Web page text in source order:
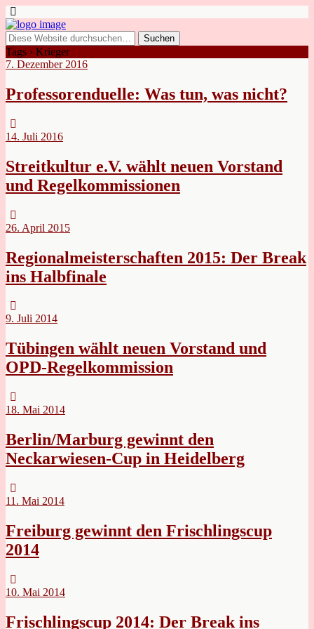
Tags › Krieger
7. Dezember 2016
Professorenduelle: Was tun, was nicht?
14. Juli 2016
Streitkultur e.V. wählt neuen Vorstand
und Regelkommissionen
26. April 2015
Regionalmeisterschaften 2015: Der Break
ins Halbfinale
9. Juli 2014
Tübingen wählt neuen Vorstand und
OPD-Regelkommission
18. Mai 2014
Berlin/Marburg gewinnt den
Neckarwiesen-Cup in Heidelberg
11. Mai 2014
Freiburg gewinnt den Frischlingscup
2014
10. Mai 2014
Frischlingscup 2014: Der Break ins